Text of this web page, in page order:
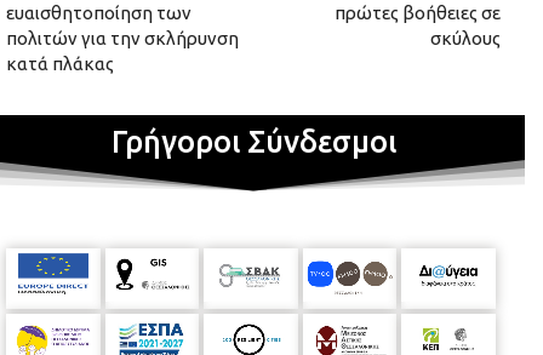
ευαισθητοποίηση των
πολιτών για την σκλήρυνση
κατά πλάκας
πρώτες βοήθειες σε
σκύλους
Γρήγοροι Σύνδεσμοι